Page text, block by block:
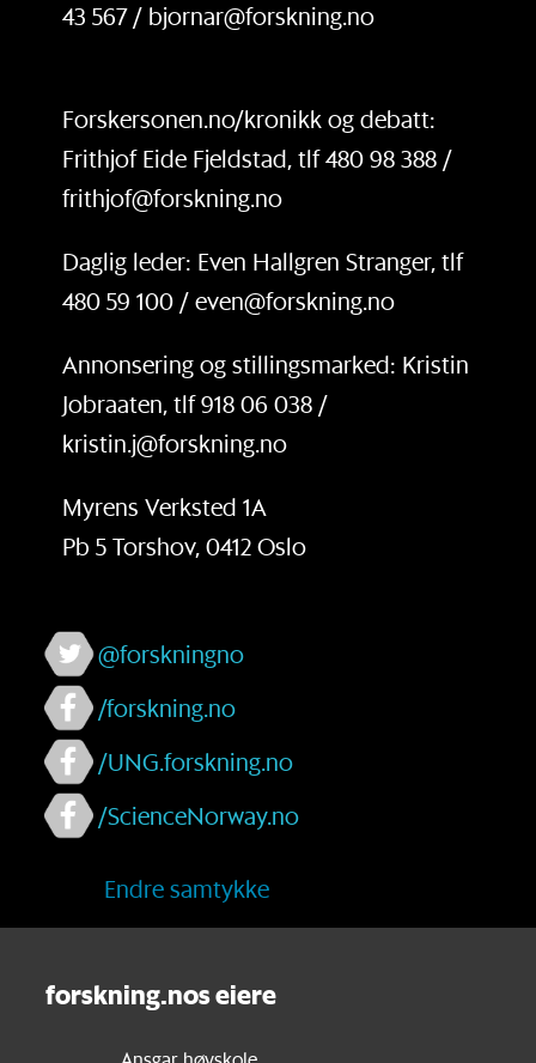
43 567 / bjornar@forskning.no
Forskersonen.no/kronikk og debatt:
Frithjof Eide Fjeldstad, tlf 480 98 388 /
frithjof@forskning.no
Daglig leder: Even Hallgren Stranger, tlf
480 59 100 / even@forskning.no
Annonsering og stillingsmarked: Kristin
Jobraaten, tlf 918 06 038 /
kristin.j@forskning.no
Myrens Verksted 1A
Pb 5 Torshov, 0412 Oslo
@forskningno
/forskning.no
/UNG.forskning.no
/ScienceNorway.no
Endre samtykke
forskning.nos eiere